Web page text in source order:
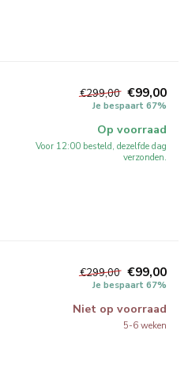
€299,00 €99,00
Je bespaart 67%
Op voorraad
Voor 12:00 besteld, dezelfde dag
verzonden.
€299,00 €99,00
Je bespaart 67%
Niet op voorraad
5-6 weken